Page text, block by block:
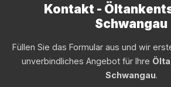
Kontakt -
Schwangau
Füllen Sie das Formular aus und wir
unverbindliches Angebot für Ihre
Schwangau.